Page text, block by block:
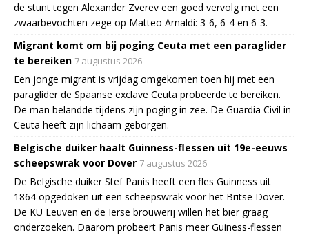
de stunt tegen Alexander Zverev een goed vervolg met een
zwaarbevochten zege op Matteo Arnaldi: 3-6, 6-4 en 6-3.
Migrant komt om bij poging Ceuta met een paraglider
te bereiken 7 augustus 2026
Een jonge migrant is vrijdag omgekomen toen hij met een
paraglider de Spaanse exclave Ceuta probeerde te bereiken.
De man belandde tijdens zijn poging in zee. De Guardia Civil in
Ceuta heeft zijn lichaam geborgen.
Belgische duiker haalt Guinness-flessen uit 19e-eeuws
scheepswrak voor Dover 7 augustus 2026
De Belgische duiker Stef Panis heeft een fles Guinness uit
1864 opgedoken uit een scheepswrak voor het Britse Dover.
De KU Leuven en de Ierse brouwerij willen het bier graag
onderzoeken. Daarom probeert Panis meer Guiness-flessen